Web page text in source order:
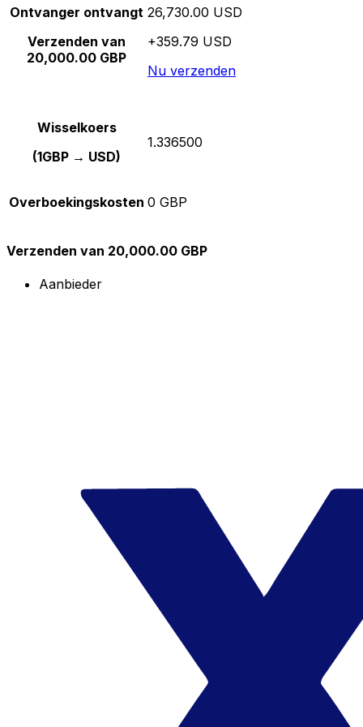
Ontvanger ontvangt
Verzenden van
20,000.00 GBP
26,730.00 USD
+359.79 USD
Nu verzenden
Wisselkoers
(1GBP → USD)
1.336500
Overboekingskosten 0 GBP
Verzenden van 20,000.00 GBP
Aanbieder